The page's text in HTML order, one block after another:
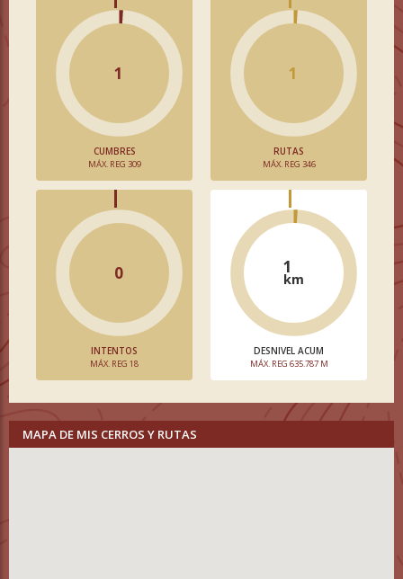
1
CUMBRES
MÁX. REG 309
1
RUTAS
MÁX. REG 346
0
INTENTOS
MÁX. REG 18
1
km
DESNIVEL ACUM
MÁX. REG 635.787 M
MAPA DE MIS CERROS Y RUTAS